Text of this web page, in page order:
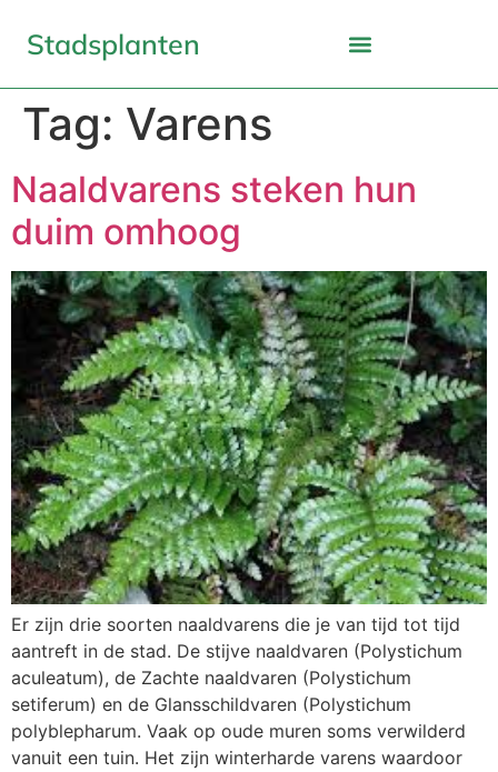
Stadsplanten
Tag: Varens
Naaldvarens steken hun
duim omhoog
Er zijn drie soorten naaldvarens die je van tijd tot tijd
aantreft in de stad. De stijve naaldvaren (Polystichum
aculeatum), de Zachte naaldvaren (Polystichum
setiferum) en de Glansschildvaren (Polystichum
polyblepharum. Vaak op oude muren soms verwilderd
vanuit een tuin. Het zijn winterharde varens waardoor